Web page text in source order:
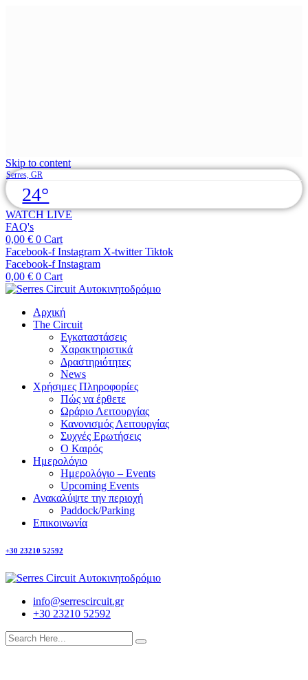
Skip to content
Serres, GR
24°
WATCH LIVE
FAQ's
0,00 € 0 Cart
Facebook-f Instagram X-twitter Tiktok
Facebook-f Instagram
0,00 € 0 Cart
Αρχική
The Circuit
Εγκαταστάσεις
Χαρακτηριστικά
Δραστηριότητες
News
Χρήσιμες Πληροφορίες
Πώς να έρθετε
Ωράριο Λειτουργίας
Κανονισμός Λειτουργίας
Συχνές Ερωτήσεις
Ο Καιρός
Ημερολόγιο
Ημερολόγιο – Events
Upcoming Events
Ανακαλύψτε την περιοχή
Paddock/Parking
Επικοινωνία
+30 23210 52592
info@serrescircuit.gr
+30 23210 52592